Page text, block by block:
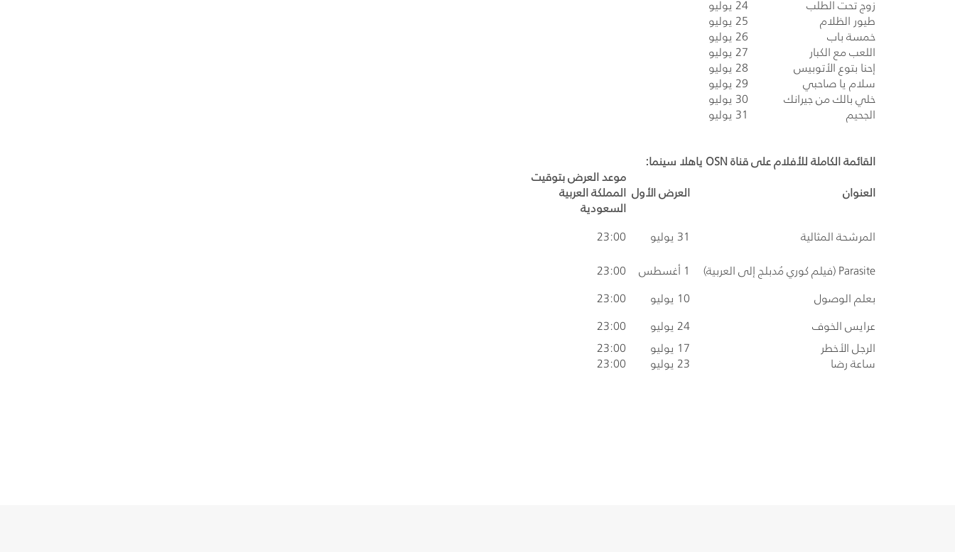
طيور الظلام 25 يوليو
خمسة باب 26 يوليو
اللعب مع الكبار 27 يوليو
إحنا بتوع الأتوبيس 28 يوليو
سلام يا صاحبي 29 يوليو
خلي بالك من جيرانك 30 يوليو
الجحيم 31 يوليو
القائمة الكاملة للأفلام على قناةOSNياهلا سينما:
العنوان
العرض الأول
موعد العرض بتوقيت
المملكة العربية
السعودية
المرشحة المثالية
31 يوليو
23:00
Parasite(فيلم كوري مُدبلج إلى العربية) 1 أغسطس
23:00
بعلم الوصول
10 يوليو
23:00
عرايس الخوف
24 يوليو
23:00
الرجل الأخطر
17 يوليو 23:00
ساعة رضا 23 يوليو 23:00